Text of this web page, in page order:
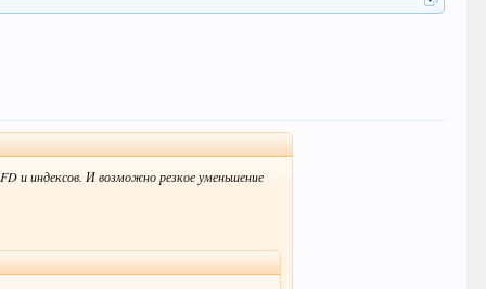
и индексов. И возможно резкое уменьшение